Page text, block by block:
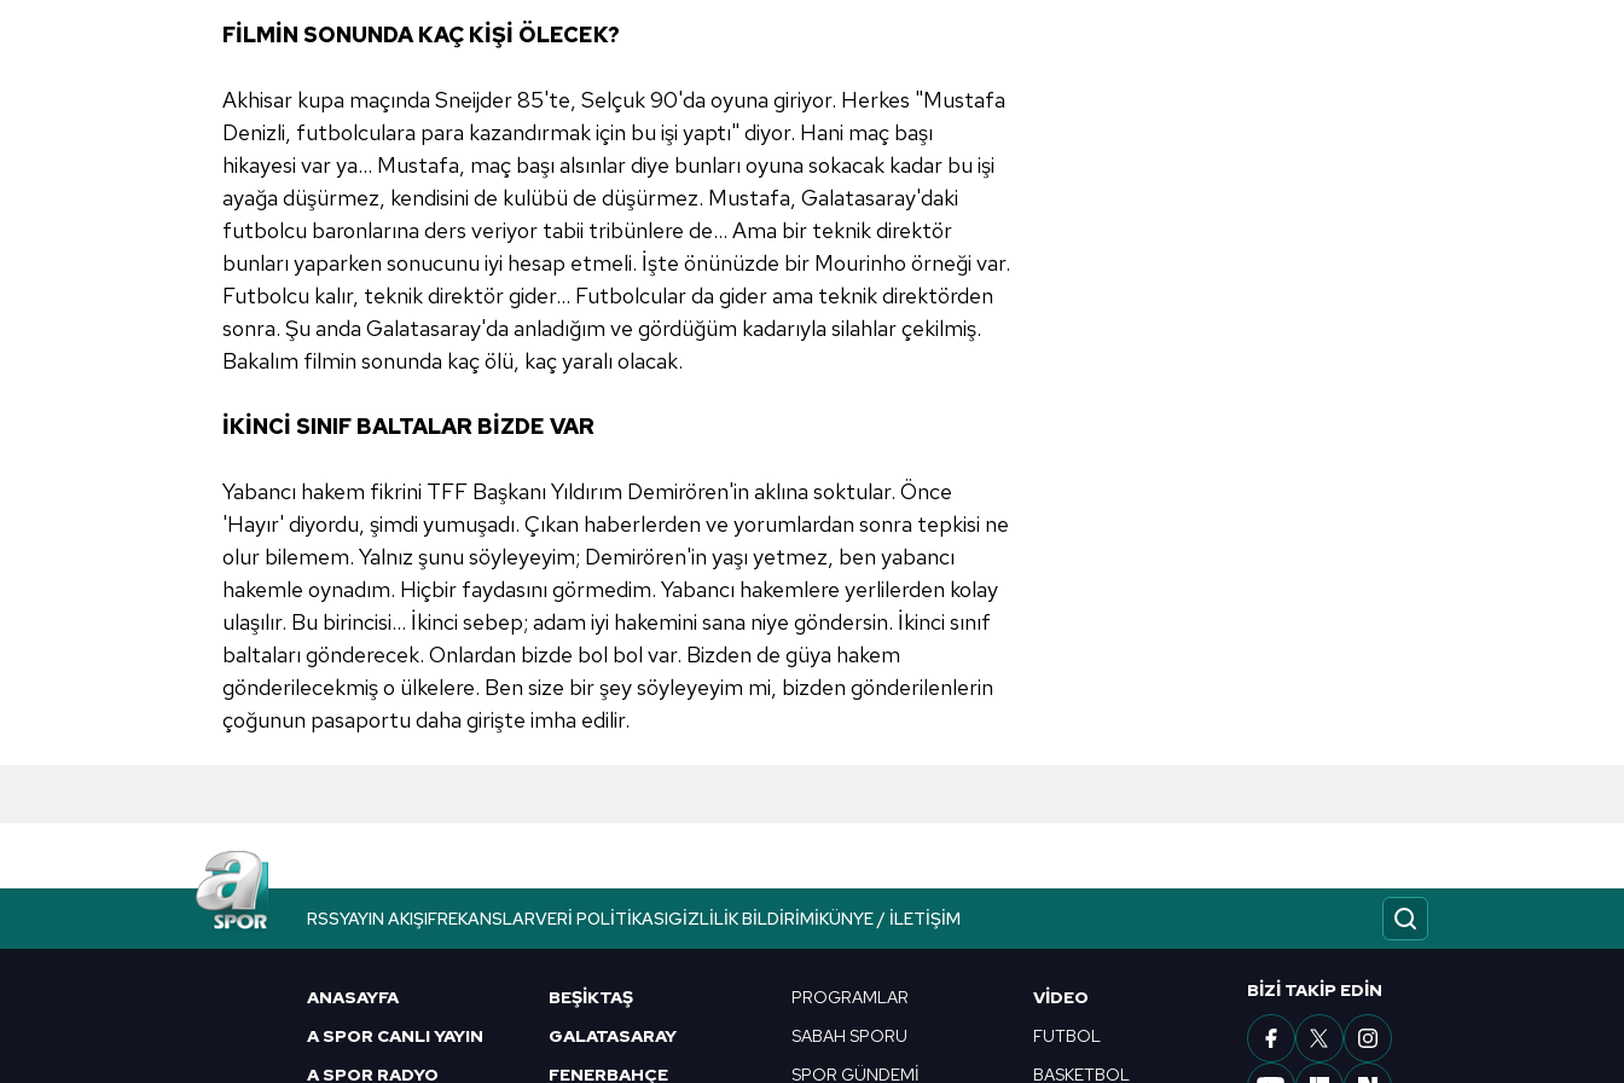
FİLMİN SONUNDA KAÇ KİŞİ ÖLECEK?
Akhisar kupa maçında Sneijder 85'te, Selçuk 90'da oyuna giriyor. Herkes "Mustafa
Denizli, futbolculara para kazandırmak için bu işi yaptı" diyor. Hani maç başı
hikayesi var ya... Mustafa, maç başı alsınlar diye bunları oyuna sokacak kadar bu işi
ayağa düşürmez, kendisini de kulübü de düşürmez. Mustafa, Galatasaray'daki
futbolcu baronlarına ders veriyor tabii tribünlere de... Ama bir teknik direktör
bunları yaparken sonucunu iyi hesap etmeli. İşte önünüzde bir Mourinho örneği var.
Futbolcu kalır, teknik direktör gider... Futbolcular da gider ama teknik direktörden
sonra. Şu anda Galatasaray'da anladığım ve gördüğüm kadarıyla silahlar çekilmiş.
Bakalım filmin sonunda kaç ölü, kaç yaralı olacak.
İKİNCİ SINIF BALTALAR BİZDE VAR
Yabancı hakem fikrini TFF Başkanı Yıldırım Demirören'in aklına soktular. Önce
'Hayır' diyordu, şimdi yumuşadı. Çıkan haberlerden ve yorumlardan sonra tepkisi ne
olur bilemem. Yalnız şunu söyleyeyim; Demirören'in yaşı yetmez, ben yabancı
hakemle oynadım. Hiçbir faydasını görmedim. Yabancı hakemlere yerlilerden kolay
ulaşılır. Bu birincisi... İkinci sebep; adam iyi hakemini sana niye göndersin. İkinci sınıf
baltaları gönderecek. Onlardan bizde bol bol var. Bizden de güya hakem
gönderilecekmiş o ülkelere. Ben size bir şey söyleyeyim mi, bizden gönderilenlerin
çoğunun pasaportu daha girişte imha edilir.
RSSYAYIN AKIŞIFREKANSLARVERI POLITIKASIGIZLILIK BILDIRIMIKÜNYE / İLETIŞIM
ANASAYFA
A SPOR CANLI YAYIN
A SPOR RADYO
BEŞİKTAŞ
GALATASARAY
FENERBAHÇE
PROGRAMLAR
SABAH SPORU
SPOR GÜNDEMİ
VIDEO
FUTBOL
BASKETBOL
BIZI TAKIP EDIN